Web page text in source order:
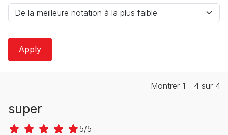
Montrer 1 - 4 sur 4
super
5/5